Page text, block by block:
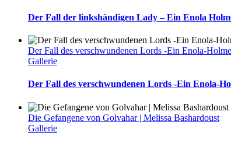
Der Fall der linkshändigen Lady – Ein Enola
Der Fall des verschwundenen Lords -Ein Enola-
Gallerie
Der Fall des verschwundenen Lords -Ein Enola-
Die Gefangene von Golvahar | Melissa Bashardoust
Gallerie